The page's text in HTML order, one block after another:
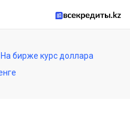
На бирже курс доллара